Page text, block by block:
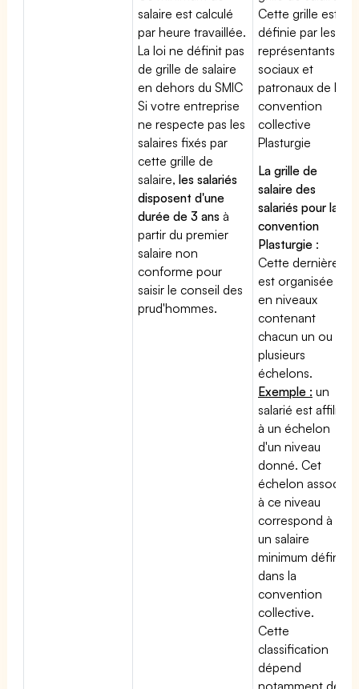
salaire est calculé
par heure travaillée.
La loi ne définit pas
de grille de salaire
en dehors du SMIC
Si votre entreprise
ne respecte pas les
salaires fixés par
cette grille de
salaire,les salariés
disposent d'une
durée de 3 ans à
partir du premier
salaire non
conforme pour
saisir le conseil des
prud'hommes.
Cette grille est
définie par les
représentants
sociaux et
patronaux de la
convention
collective
Plasturgie
La grille de
salaire des
salariés pour la
convention
Plasturgie :
Cette dernière
est organisée
en niveaux
contenant
chacun un ou
plusieurs
échelons.
Exemple : un
salarié est affilié
à un échelon
d'un niveau
donné. Cet
échelon associé
à ce niveau
correspond à
un salaire
minimum défini
dans la
convention
collective.
Cette
classification
dépend
notamment de